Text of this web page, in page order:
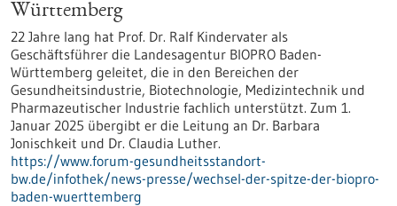
Württemberg
22 Jahre lang hat Prof. Dr. Ralf Kindervater als
Geschäftsführer die Landesagentur BIOPRO Baden-
Württemberg geleitet, die in den Bereichen der
Gesundheitsindustrie, Biotechnologie, Medizintechnik und
Pharmazeutischer Industrie fachlich unterstützt. Zum 1.
Januar 2025 übergibt er die Leitung an Dr. Barbara
Jonischkeit und Dr. Claudia Luther.
https://www.forum-gesundheitsstandort-
bw.de/infothek/news-presse/wechsel-der-spitze-der-biopro-
baden-wuerttemberg